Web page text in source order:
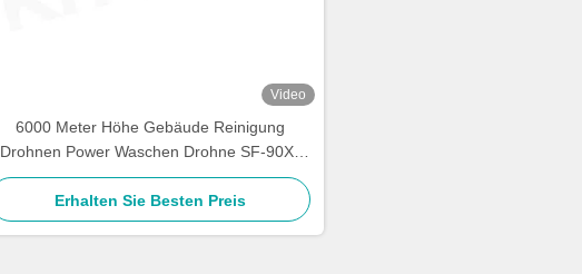
Video
6000 Meter Höhe Gebäude Reinigung
Drohnen Power Waschen Drohne SF-90X-
150 Kitefly
Erhalten Sie Besten Preis